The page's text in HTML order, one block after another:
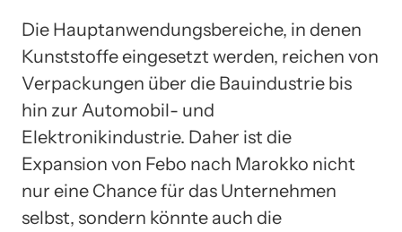
Die Hauptanwendungsbereiche, in denen
Kunststoffe eingesetzt werden, reichen von
Verpackungen über die Bauindustrie bis
hin zur Automobil- und
Elektronikindustrie. Daher ist die
Expansion von Febo nach Marokko nicht
nur eine Chance für das Unternehmen
selbst, sondern könnte auch die